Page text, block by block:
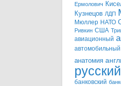
Ермолович
Кузнецов ЛДП
Мюллер НАТО
Ривкин США
авиационный
автомобильный
анатомия
русский
банковский